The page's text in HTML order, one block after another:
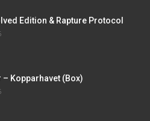
Edition & Rapture Protocol
– Kopparhavet (Box)